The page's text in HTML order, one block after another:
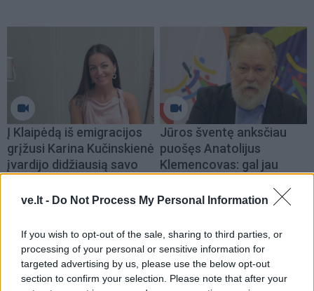
ve.lt - Do Not Process My Personal Information
If you wish to opt-out of the sale, sharing to third parties, or
processing of your personal or sensitive information for
targeted advertising by us, please use the below opt-out
section to confirm your selection. Please note that after your
Į Klaipėdą iš emigracijos
grįžusi Karina Kučinskienė
įvardijo didžiausią savo
Jūros šventę anksčiau
puošęs Anatolijus
Klemencovas: gal jau
Šiuo metu skaitomiausi
Dienos horoskopas 12 Zodiako